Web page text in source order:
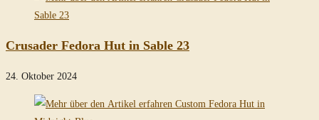
Crusader Fedora Hut in Sable 23
24. Oktober 2024